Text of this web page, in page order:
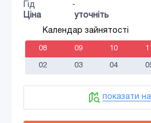
Гід
-
Ціна
уточніть
Календар зайнятості
08 09 10 11
02 03 04
показати на